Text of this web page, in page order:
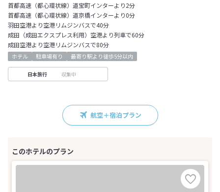
首都高速（都心環状線）道宝町インターより2分
首都高速（都心環状線）道京橋インターより0分
羽田空港より空港リムジンバスで40分
成田（成田エクスプレス利用）空港より列車で60分
成田空港より空港リムジンバスで80分
ホテル 駐車場有り 最寄り駅より徒歩5分以内
日本旅行 収集中
航空＋宿泊プラン